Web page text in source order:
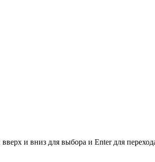
и вниз для выбора и Enter для